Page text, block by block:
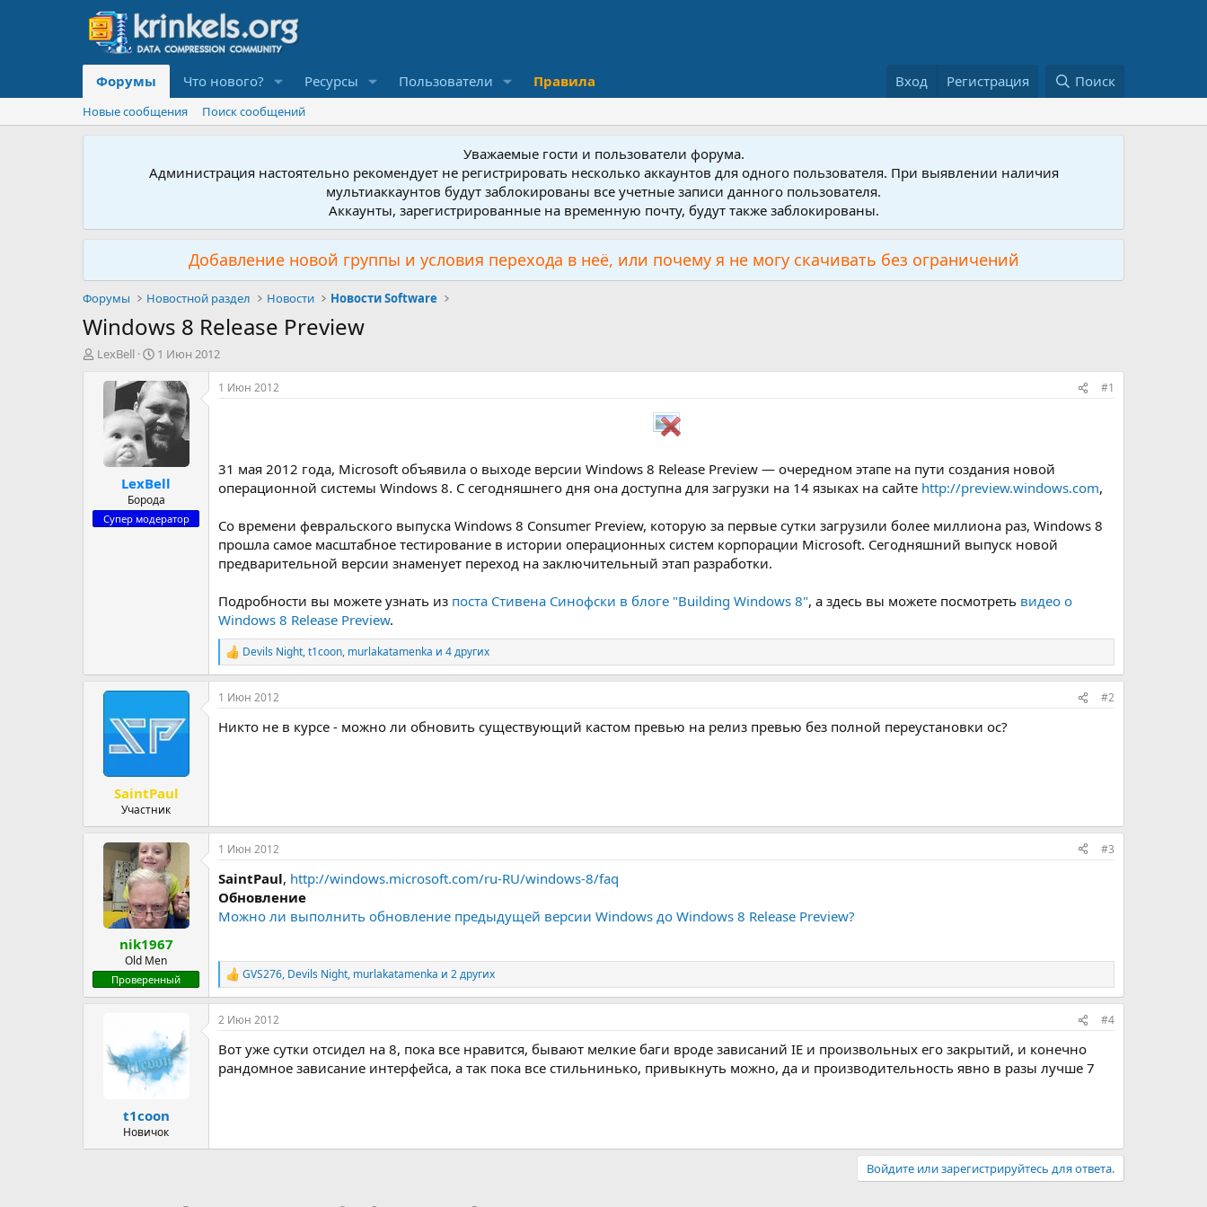
Форумы Что нового? Ресурсы Пользователи Правила Вход Регистрация Поиск
Новые сообщения Поиск сообщений
Уважаемые гости и пользователи форума.
Администрация настоятельно рекомендует не регистрировать несколько аккаунтов для одного пользователя. При выявлении наличия
мультиаккаунтов будут заблокированы все учетные записи данного пользователя.
Аккаунты, зарегистрированные на временную почту, будут также заблокированы.
Добавление новой группы и условия перехода в неё, или почему я не могу скачивать без ограничений
Форумы Новостной раздел Новости Новости Software
Windows 8 Release Preview
А
м
LexBell
Д
т
а
н
а
ч
а
л
а
1 Июн 2012
LexBell
Борода
Супер модератор
1 Июн 2012 #1
31 мая 2012 года, Microsoft объявила о выходе версии Windows 8 Release Preview — очередном этапе на пути создания новой
операционной системы Windows 8. С сегодняшнего дня она доступна для загрузки на 14 языках на сайте http://preview.windows.com,
Со времени февральского выпуска Windows 8 Consumer Preview, которую за первые сутки загрузили более миллиона раз, Windows 8
прошла самое масштабное тестирование в истории операционных систем корпорации Microsoft. Сегодняшний выпуск новой
предварительной версии знаменует переход на заключительный этап разработки.
Подробности вы можете узнать из поста Стивена Синофски в блоге "Building Windows 8", а здесь вы можете посмотреть видео о
Windows 8 Release Preview.
Р
е
а
к
и
Devils Night,t1coon, murlakatamenka и 4 других
SaintPaul
Участник
1 Июн 2012 #2
Никто не в курсе - можно ли обновить существующий кастом превью на релиз превью без полной переустановки ос?
nik1967
Old Men
Проверенный
1 Июн 2012 #3
SaintPaul, http://windows.microsoft.com/ru-RU/windows-8/faq
Обновление
Можно ли выполнить обновление предыдущей версии Windows до Windows 8 Release Preview?
Р
е
а
к
и
и
GVS276, Devils Night, murlakatamenka и 2 других
t1coon
Новичок
2 Июн 2012 #4
Вот уже сутки отсидел на 8, пока все нравится, бывают мелкие баги вроде зависаний IE и произвольных его закрытий, и конечно
рандомное зависание интерфейса, а так пока все стильнинько, привыкнуть можно, да и производительность явно в разы лучше 7
Войдите или зарегистрируйтесь для ответа.